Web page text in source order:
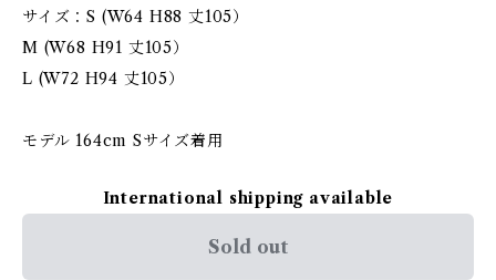
サイズ：S (W64 H88 丈105）
M (W68 H91 丈105）
L (W72 H94 丈105）
モデル 164cm Sサイズ着用
International shipping available
Sold out